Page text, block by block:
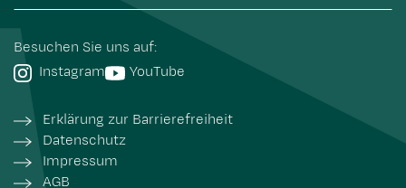
Besuchen Sie uns auf:
Instagram
YouTube
Erklärung zur Barrierefreiheit
Datenschutz
Impressum
AGB